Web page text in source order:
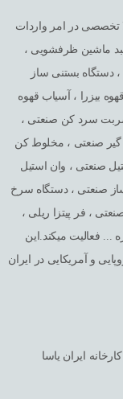
و بصورت کاملا تخصصی در امر واردات
ماشین ظرفشویی ،
دستگاه بستنی ساز
بیزرا ، آسیاب قهوه
سرد کن صنعتی ،
گیر صنعتی ، مخلوط کن
صنعتی ، وان استیل
صنعتی ، دستگاه سرخ
، فر پیتزا ریلی ،
فعالیت میکند.این
و آمریکایی در ایران
کارخانه ایران یاسا